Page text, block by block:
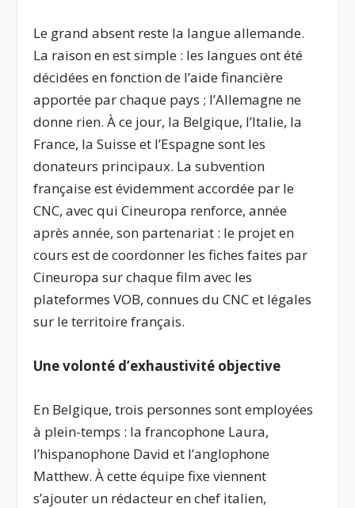
Le grand absent reste la langue allemande.
La raison en est simple : les langues ont été
décidées en fonction de l’aide financière
apportée par chaque pays ; l’Allemagne ne
donne rien. À ce jour, la Belgique, l’Italie, la
France, la Suisse et l’Espagne sont les
donateurs principaux. La subvention
française est évidemment accordée par le
CNC, avec qui Cineuropa renforce, année
après année, son partenariat : le projet en
cours est de coordonner les fiches faites par
Cineuropa sur chaque film avec les
plateformes VOB, connues du CNC et légales
sur le territoire français.
Une volonté d’exhaustivité objective
En Belgique, trois personnes sont employées
à plein-temps : la francophone Laura,
l’hispanophone David et l’anglophone
Matthew. À cette équipe fixe viennent
s’ajouter un rédacteur en chef italien,